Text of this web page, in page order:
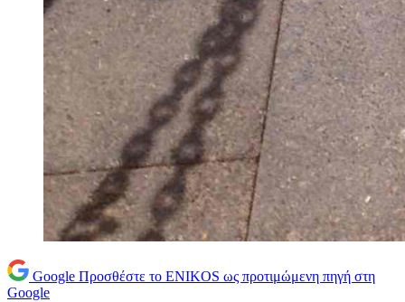
Google Προσθέστε το ENIKOS ως προτιμώμενη πηγή στη
Google